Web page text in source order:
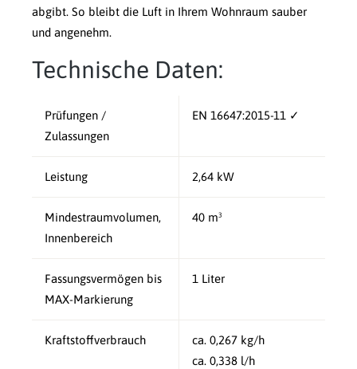
abgibt. So bleibt die Luft in Ihrem Wohnraum sauber
und angenehm.
Technische Daten:
Prüfungen /
Zulassungen
EN 16647:2015-11 ✓
Leistung 2,64 kW
Mindestraumvolumen,
Innenbereich
40 m³
Fassungsvermögen bis
MAX-Markierung
1 Liter
Kraftstoffverbrauch
ca. 0,267 kg/h
ca. 0,338 l/h